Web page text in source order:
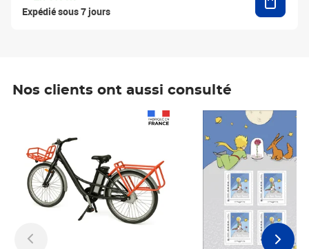
Expédié sous 7 jours
Nos clients ont aussi consulté
Prix 7,50€